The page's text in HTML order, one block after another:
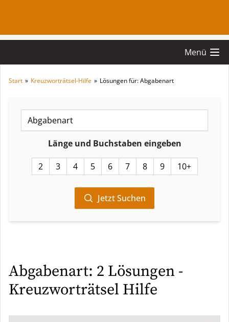
Menü
Start » Kreuzworträtsel-Hilfe » Lösungen für: Abgabenart
Länge und Buchstaben eingeben
2 3 4 5 6 7 8 9 10+
Jetzt Suchen
Abgabenart: 2 Lösungen -
Kreuzworträtsel Hilfe